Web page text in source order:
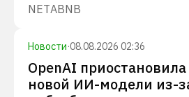
NETABNB
Новости·08.08.2026 02:36
OpenAI
новой ИИ-модели из-